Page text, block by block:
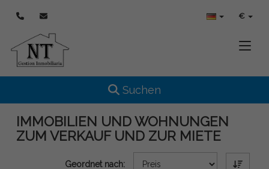
€
Toggle navigation
Suchen
IMMOBILIEN UND WOHNUNGEN
ZUM VERKAUF UND ZUR MIETE
Geordnet nach: